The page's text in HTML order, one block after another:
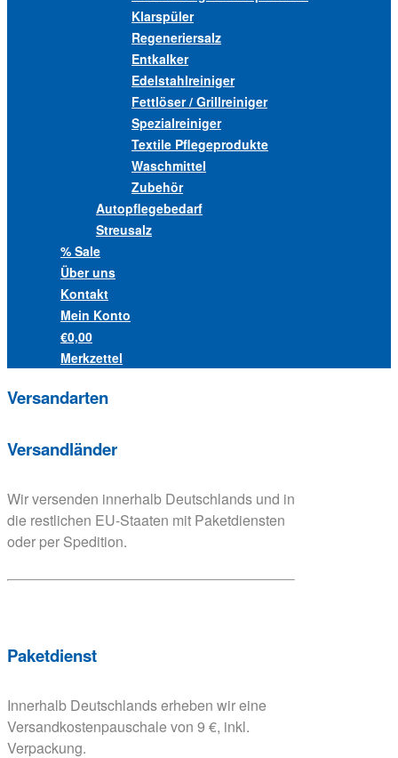
Klarspüler
Regeneriersalz
Entkalker
Edelstahlreiniger
Fettlöser / Grillreiniger
Spezialreiniger
Textile Pflegeprodukte
Waschmittel
Zubehör
Autopflegebedarf
Streusalz
% Sale
Über uns
Kontakt
Mein Konto
€0,00
Merkzettel
Versandarten
Versandländer
Wir versenden innerhalb Deutschlands und in
die restlichen EU-Staaten mit Paketdiensten
oder per Spedition.
Paketdienst
Innerhalb Deutschlands erheben wir eine
Versandkostenpauschale von 9 €, inkl.
Verpackung.